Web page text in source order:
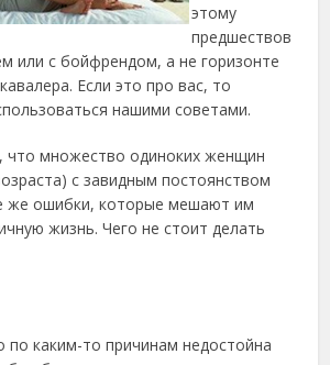
этому
предшествов
или с бойфрендом, а не горизонте
Если это про вас, то
нашими советами.
что множество одиноких женщин
с завидным постоянством
же ошибки, которые мешают им
жизнь. Чего не стоит делать
по каким-то причинам недостойна